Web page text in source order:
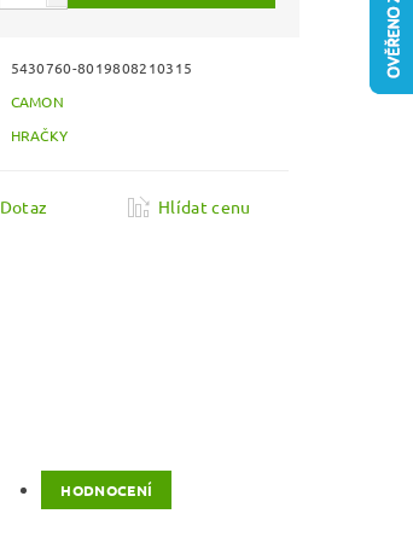
5430760-8019808210315
CAMON
HRAČKY
Dotaz Hlídat cenu
HODNOCENÍ